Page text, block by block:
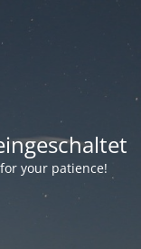
your patience!